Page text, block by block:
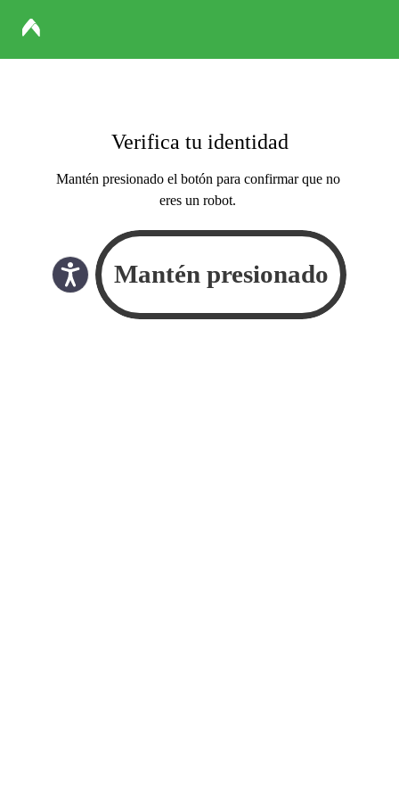
Verifica tu identidad
Mantén presionado el botón para confirmar que no
eres un robot.